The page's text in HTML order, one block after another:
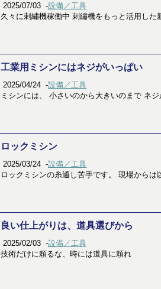
2025/07/03 -設備／工具
久々に刺繡機稼働中 刺繡機をもっと活用した
工業用ミシンにはネジがいっぱい
2025/04/24 -設備／工具
ミシンには、 小さいのから大きいのまで ネジ
ロックミシン
2025/03/24 -設備／工具
ロックミシンの糸通し苦手です。 現場からは
良い仕上がりは、道具選びから
2025/02/03 -設備／工具
技術だけに頼るな、時には道具に頼れ